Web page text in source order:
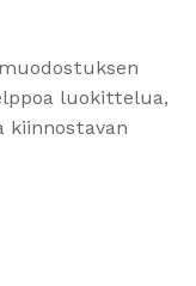
luokittelua,
kiinnostavan